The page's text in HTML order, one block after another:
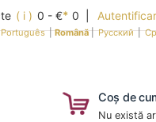
( i ) 0 - €* 0 |
Português|Română|Русский|
Coș de
Nu există